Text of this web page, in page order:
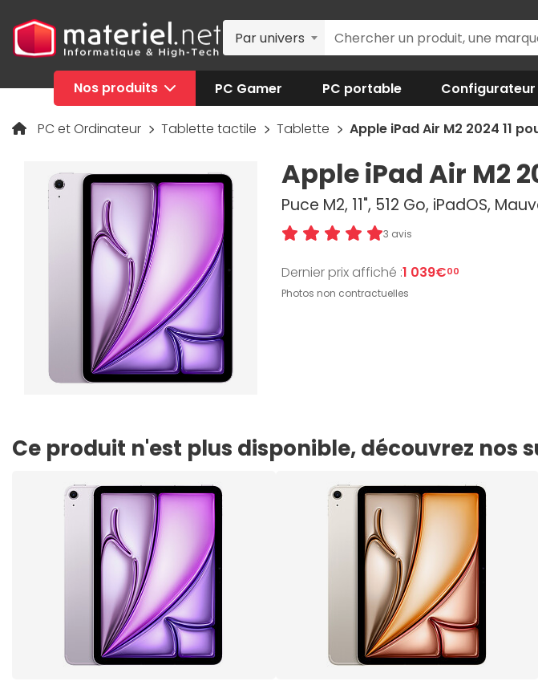
Par univers
Nos produits PC Gamer PC portable Configurateur
PC et Ordinateur Tablette tactile Tablette Apple iPad Air M2 2024 11
Apple iPad Air M2
Puce M2, 11", 512 Go, iPadOS,
3 avis
Dernier prix affiché :1 039€00
Photos non contractuelles
Ce produit n'est plus disponible, découvrez nos